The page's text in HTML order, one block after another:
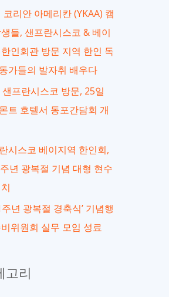
코리안 아메리칸 (YKAA) 캠
들, 샌프란시스코 & 베이
인회관 방문 지역 한인 독
가들의 발자취 배우다
샌프란시스코 방문, 25일
트 호텔서 동포간담회 개
시스코 베이지역 한인회,
년 광복절 기념 대형 현수
주년 광복절 경축식’ 기념행
위원회 실무 모임 성료
고리